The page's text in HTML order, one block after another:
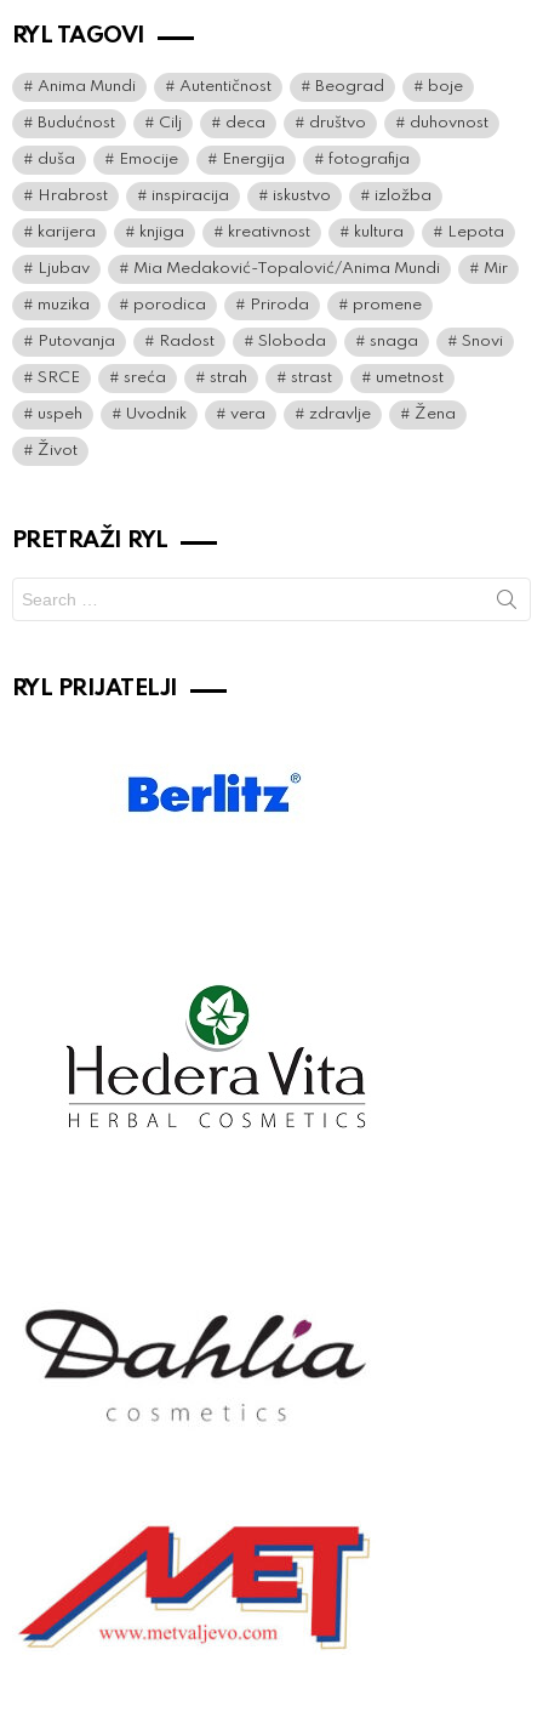
RYL TAGOVI
Anima Mundi Autentičnost Beograd boje
Budućnost Cilj deca društvo duhovnost
duša Emocije Energija fotografija
Hrabrost inspiracija iskustvo izložba
karijera knjiga kreativnost kultura Lepota
Ljubav Mia Medaković-Topalović/Anima Mundi Mir
muzika porodica Priroda promene
Putovanja Radost Sloboda snaga Snovi
SRCE sreća strah strast umetnost
uspeh Uvodnik vera zdravlje Žena
Život
PRETRAŽI RYL
for:
RYL PRIJATELJI